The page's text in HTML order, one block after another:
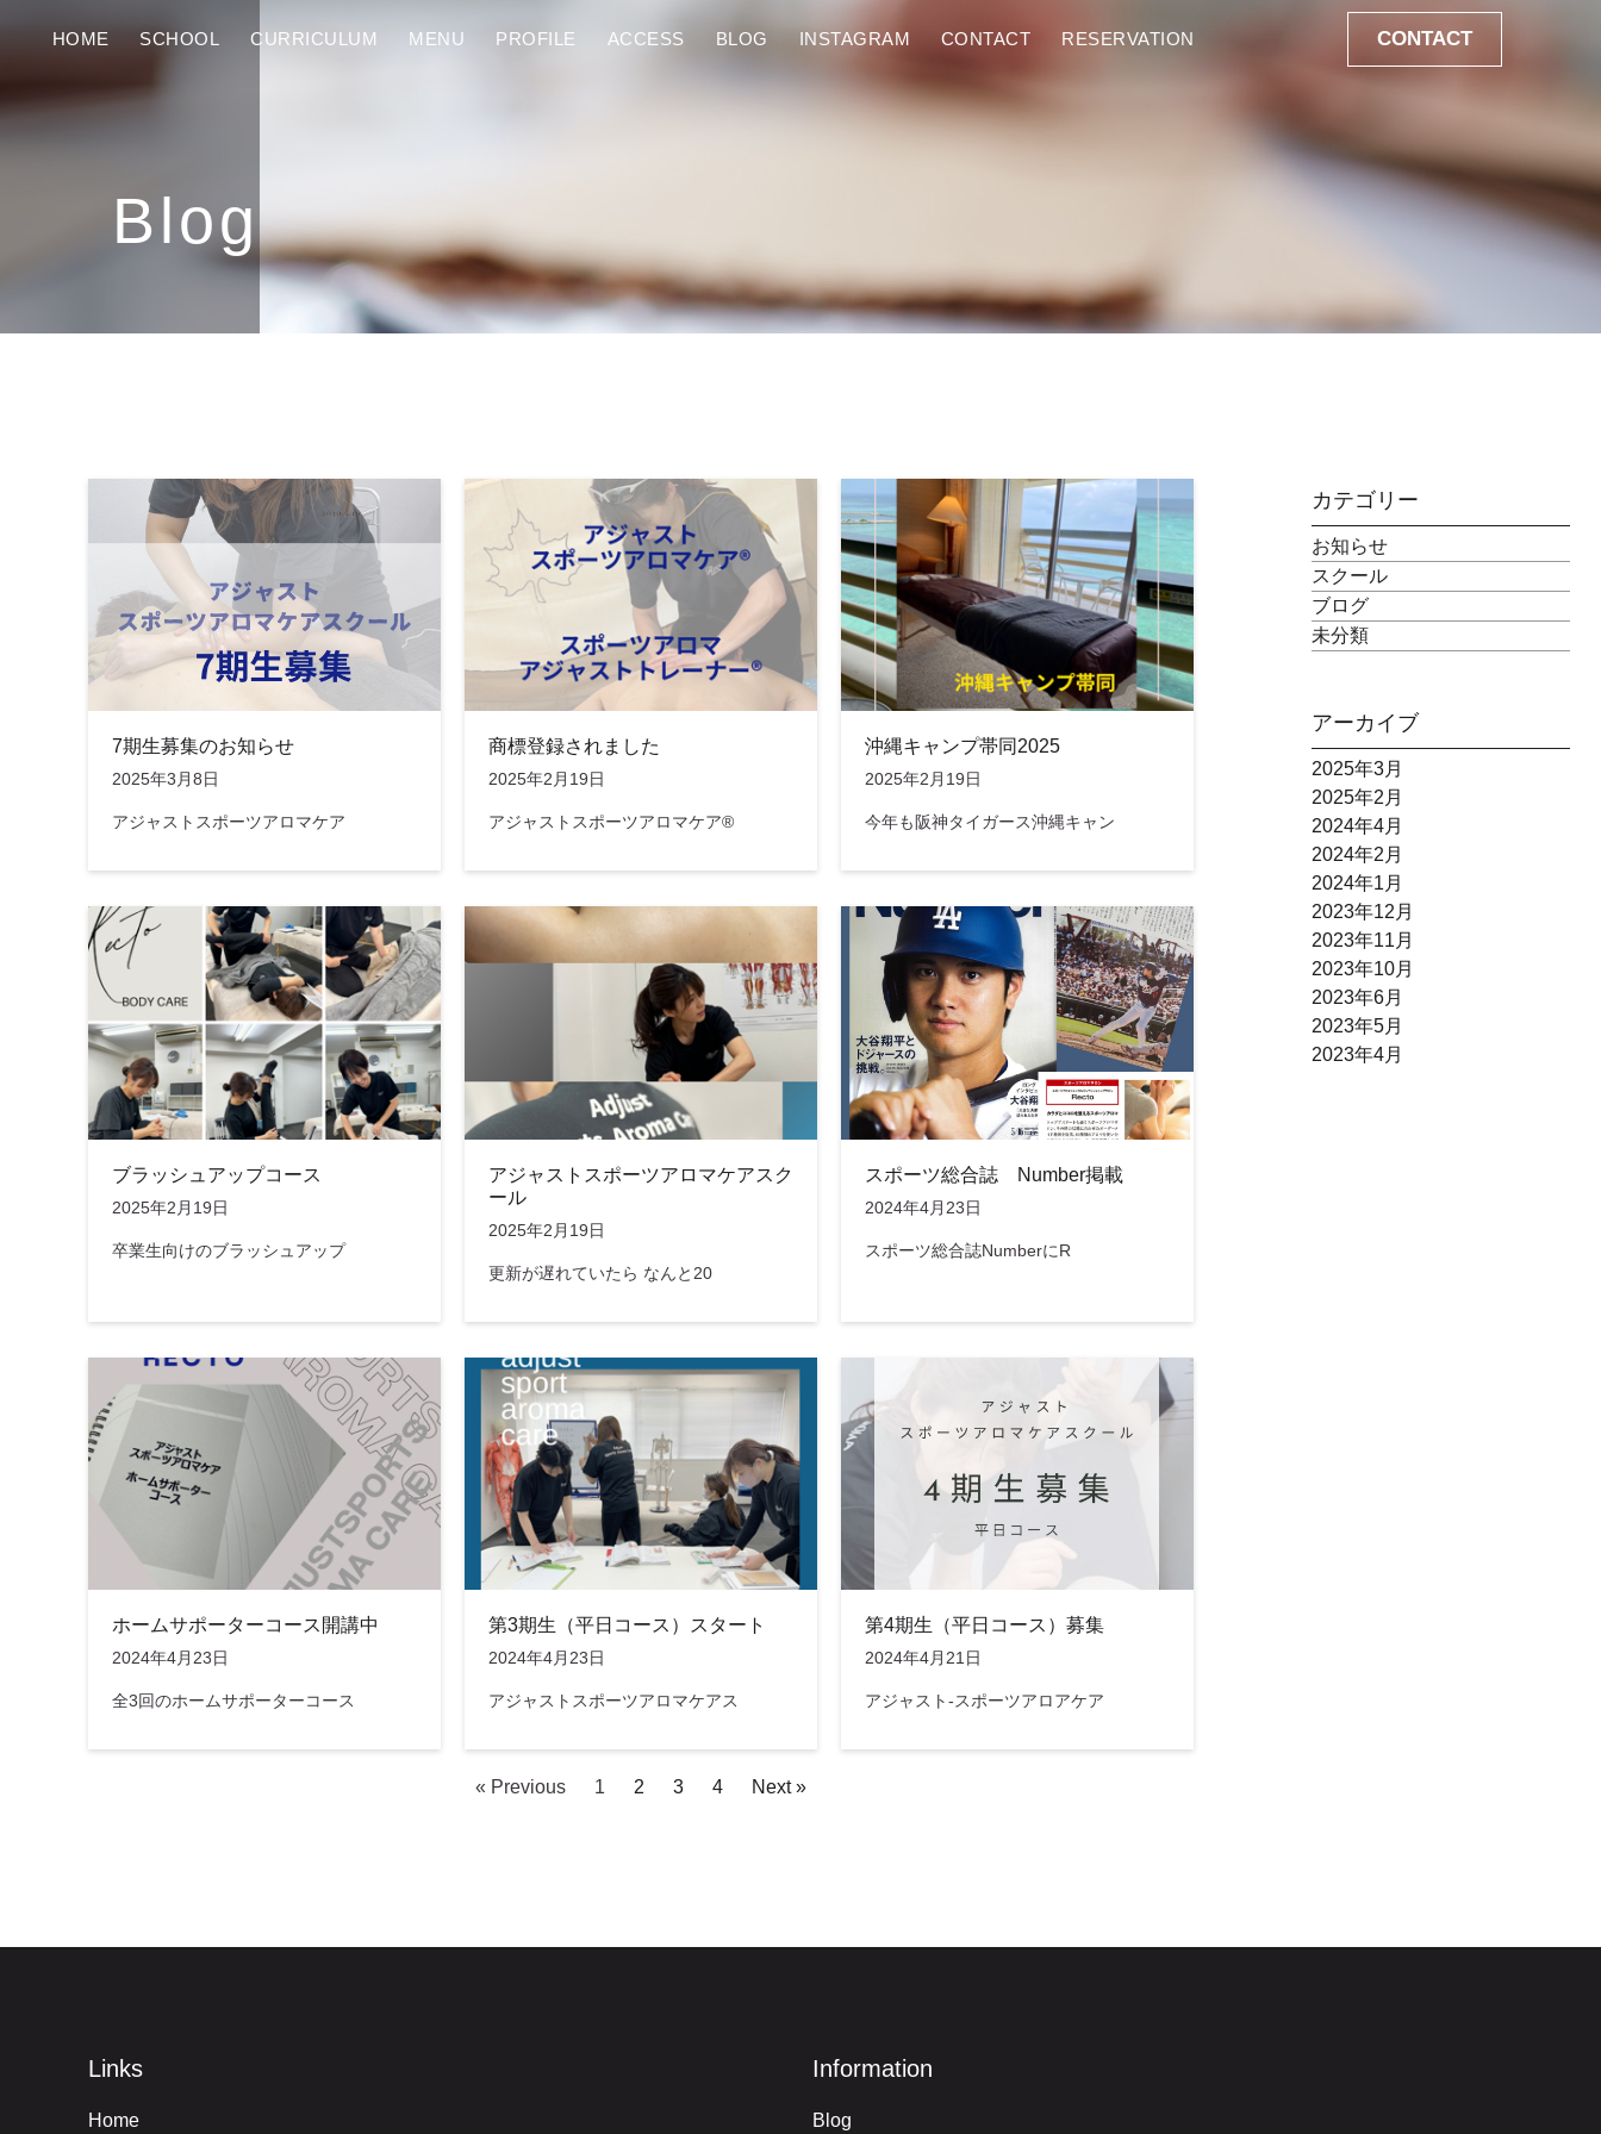
HOME SCHOOL CURRICULUM MENU PROFILE ACCESS BLOG INSTAGRAM CONTACT RESERVATION CONTACT
Blog
7期生募集のお知らせ
2025年3月8日
アジャストスポーツアロマケア
商標登録されました
2025年2月19日
アジャストスポーツアロマケア®
沖縄キャンプ帯同2025
2025年2月19日
今年も阪神タイガース沖縄キャン
ブラッシュアップコース
2025年2月19日
卒業生向けのブラッシュアップ
アジャストスポーツアロマケアスク
ール
2025年2月19日
更新が遅れていたら なんと20
スポーツ総合誌 Number掲載
2024年4月23日
スポーツ総合誌NumberにR
ホームサポーターコース開講中
2024年4月23日
全3回のホームサポーターコース
第3期生（平日コース）スタート
2024年4月23日
アジャストスポーツアロマケアス
第4期生（平日コース）募集
2024年4月21日
アジャスト‐スポーツアロアケア
« Previous 1 2 3 4 Next »
カテゴリー
お知らせ
スクール
ブログ
未分類
アーカイブ
2025年3月
2025年2月
2024年4月
2024年2月
2024年1月
2023年12月
2023年11月
2023年10月
2023年6月
2023年5月
2023年4月
Links
Home
Information
Blog